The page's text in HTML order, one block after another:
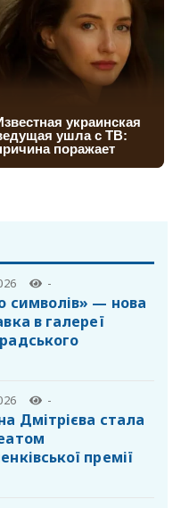
-
символів» — нова
в галереї
-
Дмітрієва стала
премії